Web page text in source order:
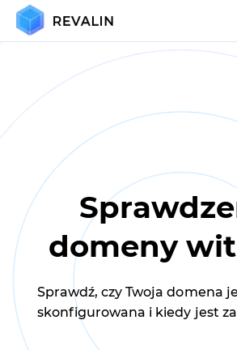
domeny
Sprawdź, czy Twoja domena
skonfigurowana i kiedy jest